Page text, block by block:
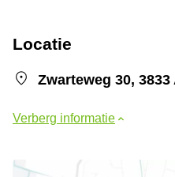
Locatie
Zwarteweg 30,
Verberg informatie